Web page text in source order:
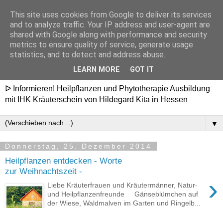
Heilpflanzenschule
Hildegard - Ausbildung in
ᐅ Informieren! Heilpflanzen und Phytotherapie Ausbildung
mit IHK Kräuterschein von Hildegard Kita in Hessen
▼
Donnerstag, 25. Dezember 2014
Heilpflanzen entdecken - Worte
zur Weihnachtszeit -
›
Liebe Kräuterfrauen und Kräutermänner, Natur-
und Heilpflanzenfreunde Gänseblümchen auf
der Wiese, Waldmalven im Garten und Ringelb...
This site uses cookies from Google to deliver its services
and to analyze traffic. Your IP address and user-agent are
shared with Google along with performance and security
metrics to ensure quality of service, generate usage
statistics, and to detect and address abuse.
LEARN MORE GOT IT